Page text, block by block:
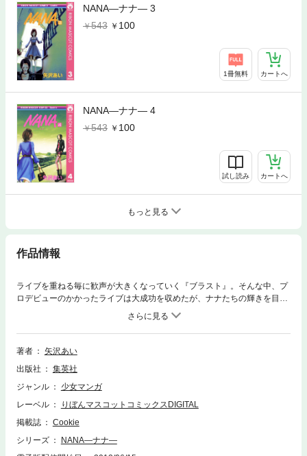
NANA―ナナ― 3
543
100
1冊無料 カートへ
NANA―ナナ― 4
543
100
試し読み カートへ
もっと見る
作品情報
ライブを重ねる毎に歓声が大きくなっていく『ブラスト』。そんな中、プ
ロデビューのかかったライブは大成功を収めたが、ナナたちの輝きを目の
著者
矢沢あい
出版社
集英社
ジャンル
少女マンガ
レーベル
りぼんマスコットコミックスDIGITAL
掲載誌
Cookie
シリーズ
NANA―ナナ―